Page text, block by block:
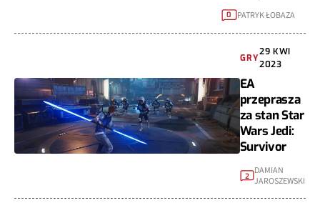
0 PATRYK ŁOBAZA
GRY
29 KWI
2023
EA
przeprasza
za stan Star
Wars Jedi:
Survivor
2 DAMIAN
JAROSZEWSKI